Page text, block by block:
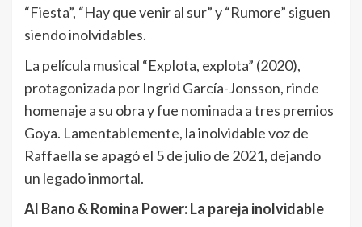
“Fiesta”, “Hay que venir al sur” y “Rumore” siguen
siendo inolvidables.
La película musical “Explota, explota” (2020),
protagonizada por Ingrid García-Jonsson, rinde
homenaje a su obra y fue nominada a tres premios
Goya. Lamentablemente, la inolvidable voz de
Raffaella se apagó el 5 de julio de 2021, dejando
un legado inmortal.
Al Bano & Romina Power: La pareja inolvidable